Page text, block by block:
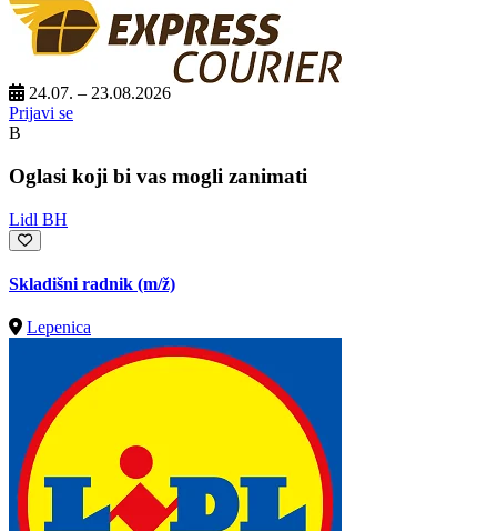
24.07. – 23.08.2026
Prijavi se
B
Oglasi koji bi vas mogli zanimati
Lidl BH
Skladišni radnik (m/ž)
Lepenica